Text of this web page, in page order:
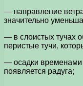
— направление
значительно
— в слоистых тучах
перистые тучи,
— осадки временами
появляется радуга;